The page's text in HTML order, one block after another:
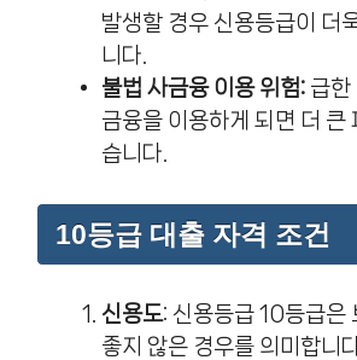
발생할 경우 신용등급이 더
니다.
불법 사금융 이용 위험: 급한
금융을 이용하게 되면 더 큰
습니다.
10등급 대출 자격 조건
신용도: 신용등급 10등급은
좋지 않은 경우를 의미합니